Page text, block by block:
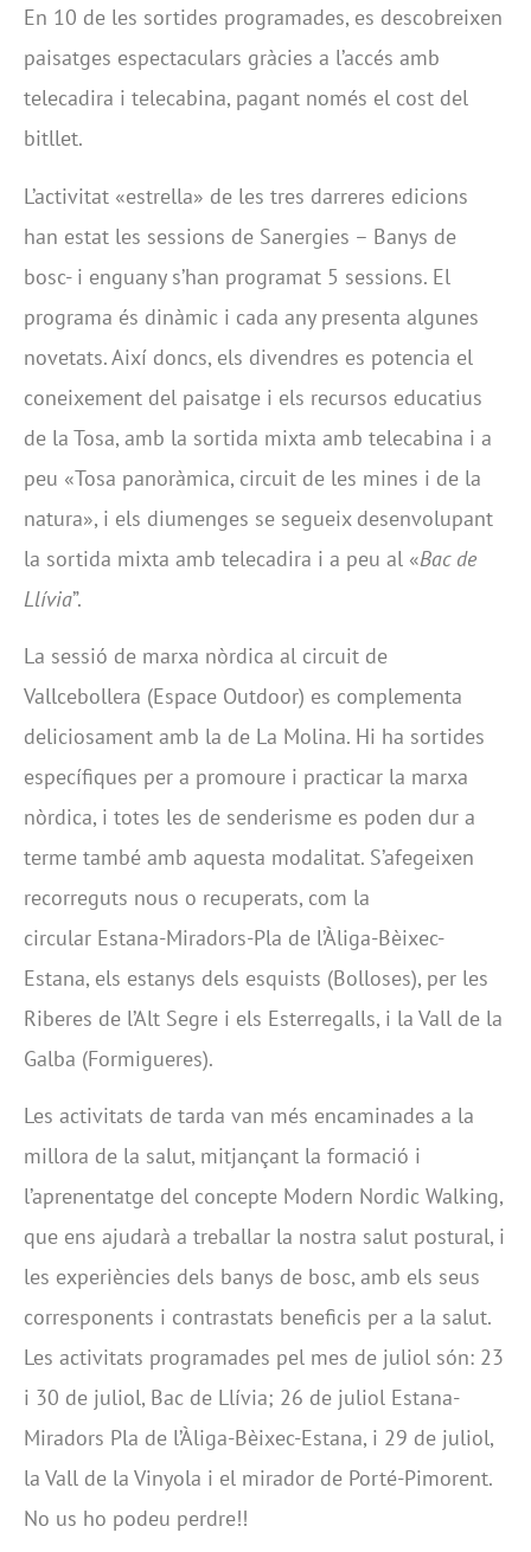
En 10 de les sortides programades, es descobreixen
paisatges espectaculars gràcies a l’accés amb
telecadira i telecabina, pagant només el cost del
bitllet.
L’activitat «estrella» de les tres darreres edicions
han estat les sessions de Sanergies – Banys de
bosc- i enguany s’han programat 5 sessions. El
programa és dinàmic i cada any presenta algunes
novetats. Així doncs, els divendres es potencia el
coneixement del paisatge i els recursos educatius
de la Tosa, amb la sortida mixta amb telecabina i a
peu «Tosa panoràmica, circuit de les mines i de la
natura», i els diumenges se segueix desenvolupant
la sortida mixta amb telecadira i a peu al «Bac de
Llívia”.
La sessió de marxa nòrdica al circuit de
Vallcebollera (Espace Outdoor) es complementa
deliciosament amb la de La Molina. Hi ha sortides
específiques per a promoure i practicar la marxa
nòrdica, i totes les de senderisme es poden dur a
terme també amb aquesta modalitat. S’afegeixen
recorreguts nous o recuperats, com la
circular Estana-Miradors-Pla de l’Àliga-Bèixec-
Estana, els estanys dels esquists (Bolloses), per les
Riberes de l’Alt Segre i els Esterregalls, i la Vall de la
Galba (Formigueres).
Les activitats de tarda van més encaminades a la
millora de la salut, mitjançant la formació i
l’aprenentatge del concepte Modern Nordic Walking,
que ens ajudarà a treballar la nostra salut postural, i
les experiències dels banys de bosc, amb els seus
corresponents i contrastats beneficis per a la salut.
Les activitats programades pel mes de juliol són: 23
i 30 de juliol, Bac de Llívia; 26 de juliol Estana-
Miradors Pla de l’Àliga-Bèixec-Estana, i 29 de juliol,
la Vall de la Vinyola i el mirador de Porté-Pimorent.
No us ho podeu perdre!!